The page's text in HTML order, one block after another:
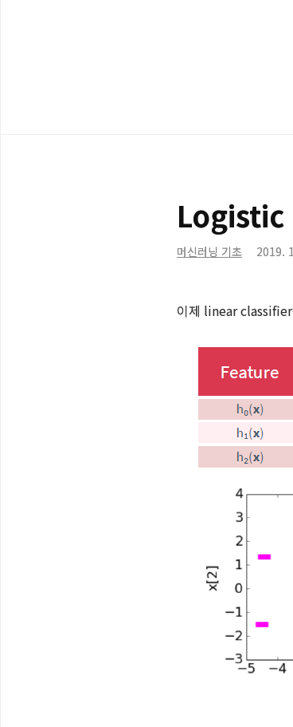
머신러닝 기초 2019.
이제 linear classifier